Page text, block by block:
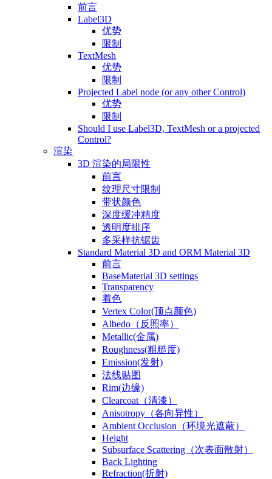
前言
Label3D
优势
限制
TextMesh
优势
限制
Projected Label node (or any other Control)
优势
限制
Should I use Label3D, TextMesh or a projected
Control?
渲染
3D 渲染的局限性
前言
纹理尺寸限制
带状颜色
深度缓冲精度
透明度排序
多采样抗锯齿
Standard Material 3D and ORM Material 3D
前言
BaseMaterial 3D settings
Transparency
着色
Vertex Color(顶点颜色)
Albedo（反照率）
Metallic(金属)
Roughness(粗糙度)
Emission(发射)
法线贴图
Rim(边缘)
Clearcoat（清漆）
Anisotropy（各向异性）
Ambient Occlusion（环境光遮蔽）
Height
Subsurface Scattering（次表面散射）
Back Lighting
Refraction(折射)